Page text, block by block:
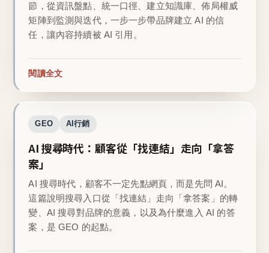
節，從資訊盤點、統一口徑、建立知識庫、佈局權威
矩陣到監測與迭代，一步一步帶品牌建立 AI 的信
任，讓內容持續被 AI 引用。
閱讀全文
GEO AI行銷
AI 搜尋時代：顧客從「找連結」走向「拿答
案」
AI 搜尋時代，顧客不一定先點網頁，而是先問 AI。
這篇說明搜尋入口從「找連結」走向「拿答案」的轉
變、AI 搜尋對品牌的意義，以及為什麼進入 AI 的答
案，是 GEO 的起點。